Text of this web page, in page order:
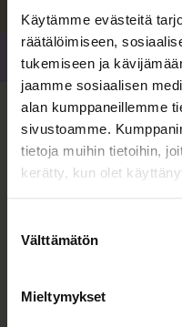
Käytämme evästeitä
räätälöimiseen,
tukemiseen ja
jaamme sosiaalisen
alan kumppaneillemme
sivustoamme.
tietoja muihin tietoihin,
kerätty, kun olet
valinta
Välttämätön
Mieltymykset
Jaa
Lisää